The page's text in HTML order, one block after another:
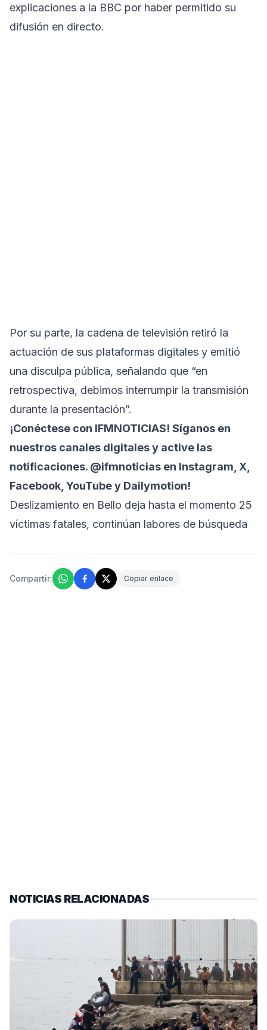
explicaciones a la BBC por haber permitido su
difusión en directo.
Por su parte, la cadena de televisión retiró la
actuación de sus plataformas digitales y emitió
una disculpa pública, señalando que “en
retrospectiva, debimos interrumpir la transmisión
durante la presentación”.
¡Conéctese con IFMNOTICIAS! Síganos en
nuestros canales digitales y active las
notificaciones. @ifmnoticias en Instagram, X,
Facebook, YouTube y Dailymotion!
Deslizamiento en Bello deja hasta el momento 25
víctimas fatales, continúan labores de búsqueda
Compartir: Copiar enlace
NOTICIAS RELACIONADAS